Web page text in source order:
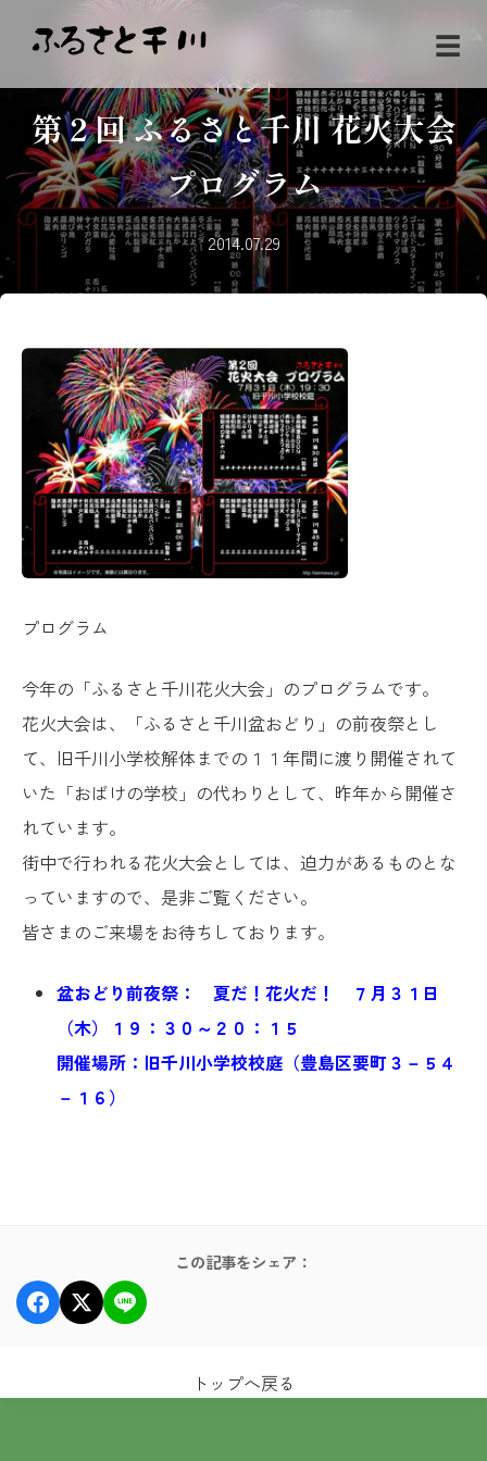
☰
イベント
第２回 ふるさと千川 花火大会
プログラム
2014.07.29
プログラム
今年の「ふるさと千川花火大会」のプログラムです。
花火大会は、「ふるさと千川盆おどり」の前夜祭とし
て、旧千川小学校解体までの１１年間に渡り開催されて
いた「おばけの学校」の代わりとして、昨年から開催さ
れています。
街中で行われる花火大会としては、迫力があるものとな
っていますので、是非ご覧ください。
皆さまのご来場をお待ちしております。
盆おどり前夜祭： 夏だ！花火だ！ ７月３１日
（木）１９：３０～２０：１５
開催場所：旧千川小学校校庭（豊島区要町３－５４
－１６ ）
この記事をシェア：
トップへ戻る